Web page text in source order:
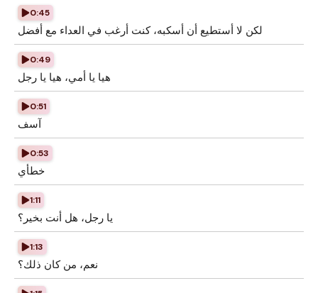
0:45
لكن لا أستطيع أن أسكبه، كنت أرغب في العداء مع أفضل
0:49
هيا يا أمي، هيا يا رجل
0:51
آسف
0:53
خطأي
1:11
يا رجل، هل أنت بخير؟
1:13
نعم، من كان ذلك؟